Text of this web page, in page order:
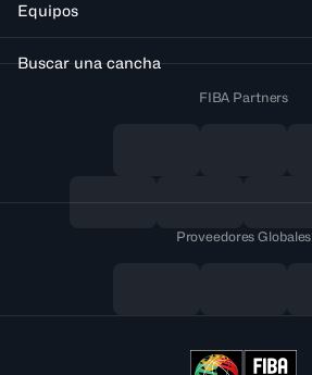
Equipos
Buscar una cancha
FIBA Partners
Proveedores Globales